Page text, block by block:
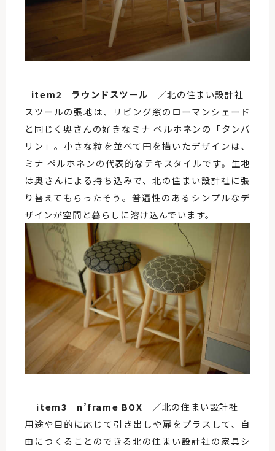
item2 ラウンドスツール
／北の住まい設計社
スツールの張地は、リビング窓のローマンシェード
と同じく奥さんの好きなミナ ペルホネンの「タンバ
リン」。小さな粒を並べて円を描いたデザインは、
ミナ ペルホネンの代表的なテキスタイルです。生地
は奥さんによる持ち込みで、北の住まい設計社に張
り替えてもらったそう。普遍性のあるシンプルなデ
ザインが空間と暮らしに溶け込んでいます。
item3 n’frame BOX ／北の住まい設計社
用途や目的に応じて引き出しや扉をプラスして、自
由につくることのできる北の住まい設計社の家具シ